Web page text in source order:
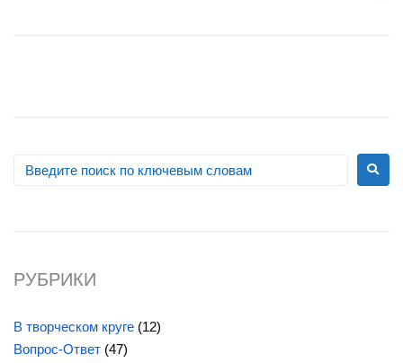
РУБРИКИ
В творческом круге (12)
Вопрос-Ответ (47)